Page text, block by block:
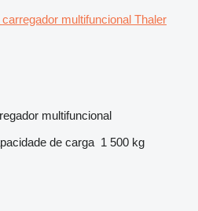
carregador multifuncional Thaler
multifuncional
de carga 1 500 kg